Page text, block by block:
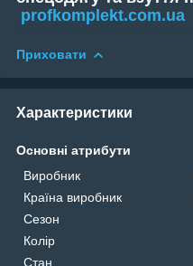
profkomplekt.com.ua
Приховати
Характеристики
Основні атрибути
Виробник
Країна виробник
Сезон
Колір
Стан